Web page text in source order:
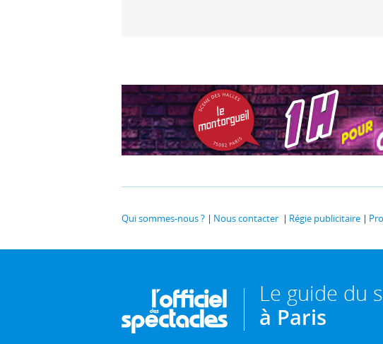
Qui sommes-nous ? Nous contacter Régie publicitaire
Le guide du
à Paris